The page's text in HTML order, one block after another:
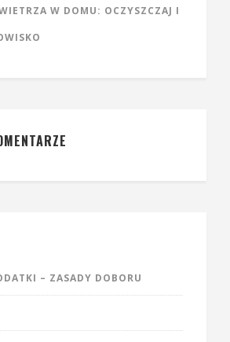
W DOMU: OCZYSZCZAJ I
– ZASADY DOBORU